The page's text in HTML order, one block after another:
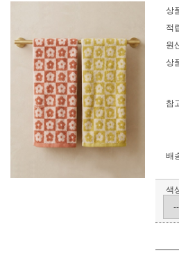
상
적
원
상
참
배
색